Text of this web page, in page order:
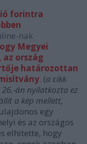
forintra
nak
Megyei
ország
határozottan
. (a cikk
26.-án nyilatkozta ez
a kép mellett,
egy
és az országos
elhitette, hogy